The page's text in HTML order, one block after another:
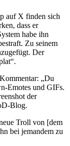
auf X finden sich
dass er
habe ihn
Zu seinem
Der
„Du
Emotes und GIFs.
der
Blog.
Troll von [dem
bei jemandem zu